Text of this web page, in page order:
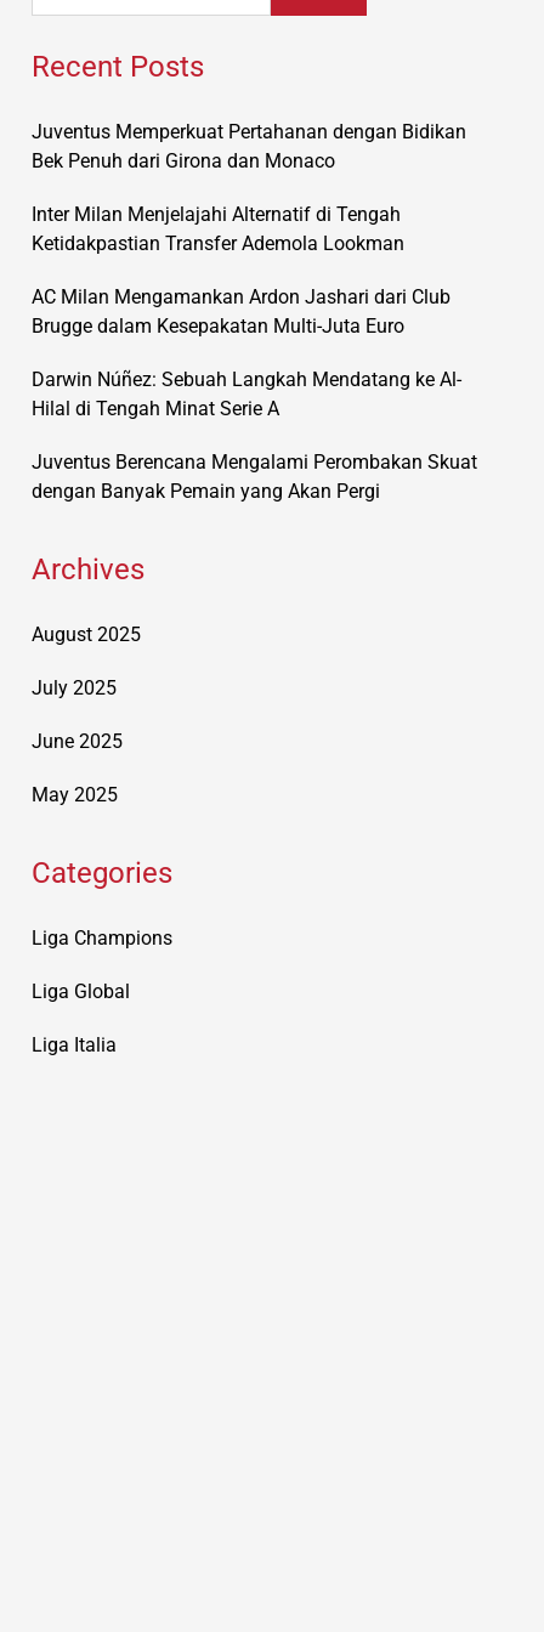
Recent Posts
Juventus Memperkuat Pertahanan dengan Bidikan
Bek Penuh dari Girona dan Monaco
Inter Milan Menjelajahi Alternatif di Tengah
Ketidakpastian Transfer Ademola Lookman
AC Milan Mengamankan Ardon Jashari dari Club
Brugge dalam Kesepakatan Multi-Juta Euro
Darwin Núñez: Sebuah Langkah Mendatang ke Al-
Hilal di Tengah Minat Serie A
Juventus Berencana Mengalami Perombakan Skuat
dengan Banyak Pemain yang Akan Pergi
Archives
August 2025
July 2025
June 2025
May 2025
Categories
Liga Champions
Liga Global
Liga Italia